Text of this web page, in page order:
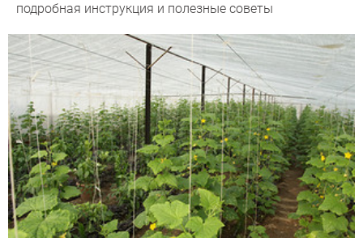
подробная инструкция и полезные советы